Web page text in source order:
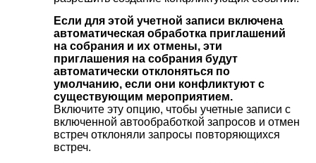
Если для этой учетной записи включена
автоматическая обработка приглашений
на собрания и их отмены, эти
приглашения на собрания будут
автоматически отклоняться по
умолчанию, если они конфликтуют с
существующим мероприятием.
Включите эту опцию, чтобы учетные записи с
включенной автообработкой запросов и отмен
встреч отклоняли запросы повторяющихся
встреч.